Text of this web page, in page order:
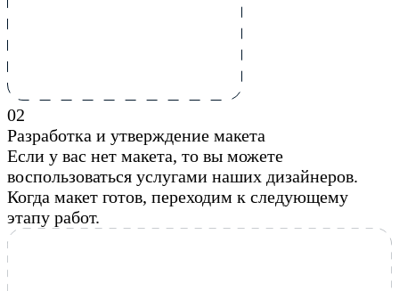
02
Разработка и утверждение макета
Если у вас нет макета, то вы можете
воспользоваться услугами наших дизайнеров.
Когда макет готов, переходим к следующему
этапу работ.